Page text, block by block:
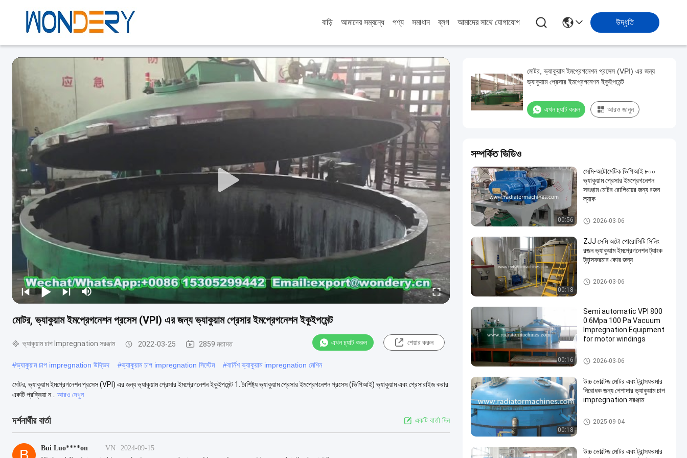
বাড়ি আমাদের সম্বন্ধে পণ্য সমাধান ব্লগ আমাদের সাথে যোগাযোগ উদ্ধৃতি
মোটর, ভ্যাকুয়াম ইমপ্রেগনেশন প্রসেস (VPI) এর জন্য ভ্যাকুয়াম প্রেসার ইমপ্রেগনেশন ইকুইপমেন্ট
ভ্যাকুয়াম চাপ Impregnation সরঞ্জাম 2022-03-25 2859 মতামত এখন চ্যাট করুন শেয়ার করুন
#ভ্যাকুয়াম চাপ impregnation উদ্ভিদ #ভ্যাকুয়াম চাপ impregnation সিস্টেম #বার্নিশ ভ্যাকুয়াম impregnation মেশিন
মোটর, ভ্যাকুয়াম ইমপ্রেগনেশন প্রসেস (VPI) এর জন্য ভ্যাকুয়াম প্রেসার ইমপ্রেগনেশন ইকুইপমেন্ট 1. বৈশিষ্ট্য ভ্যাকুয়াম প্রেসার ইমপ্রেগনেশন প্রসেস (ভিপিআই) ভ্যাকুয়াম এবং প্রেসারাইজ করার
একটি প্রক্রিয়া ন...
আরও দেখুন
দর্শনার্থীর বার্তা একটি বার্তা দিন
B Bui Luo****on VN
2024-09-15
মোটর, ভ্যাকুয়াম ইমপ্রেগনেশন প্রসেস (VPI) এর জন্য
ভ্যাকুয়াম প্রেসার ইমপ্রেগনেশন ইকুইপমেন্ট
এখন চ্যাট করুন আরও জানুন
সম্পর্কিত ভিডিও
00:56
সেমি-অটোমেটিক ভিপিআই ৮০০
ভ্যাকুয়াম প্রেসার ইমপ্রেগনেশন
সরঞ্জাম মোটর রোলিংয়ের জন্য রজন
ল্যাক
ভ্যাকুয়াম চাপ Impregnation সরঞ্জাম
2026-03-06
00:18
ZJJ সেমি অটো পোরোসিটি সিলিং
রজন ভ্যাকুয়াম ইমপ্রেগনেশন ট্যাংক
ট্রান্সফরমার কোর জন্য
ভ্যাকুয়াম চাপ Impregnation সরঞ্জাম
2026-03-06
00:16
Semi automatic VPI 800
0.6Mpa 100 Pa Vacuum
Impregnation Equipment
for motor windings
ভ্যাকুয়াম চাপ Impregnation সরঞ্জাম
2026-03-06
00:18
উচ্চ ভোল্টেজ মোটর এবং ট্রান্সফরমার
নিরোধক জন্য পেশাদার ভ্যাকুয়াম চাপ
impregnation সরঞ্জাম
ভ্যাকুয়াম চাপ Impregnation সরঞ্জাম
2025-09-04
উচ্চ ভোল্টেজ মোটর এবং ট্রান্সফরমার